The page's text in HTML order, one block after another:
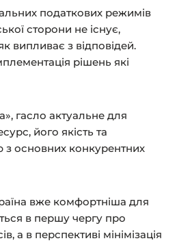
податкових режимів
сторони не існує,
випливає з відповідей.
рішень які
гасло актуальне для
його якість та
з основних конкурентних
вже комфортніша для
в першу чергу про
а в перспективі мінімізація